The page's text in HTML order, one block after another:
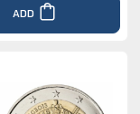
ADD